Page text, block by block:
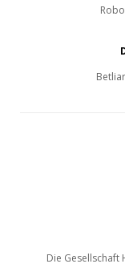
Die Gesellschaft